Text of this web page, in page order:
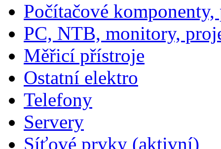
Počítačové
PC, NTB, monitory,
Měřicí přístroje
Ostatní elektro
Telefony
Servery
Síťové prvky (aktivní)